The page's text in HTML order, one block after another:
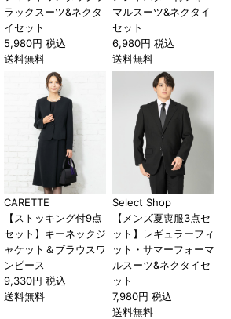
ラックスーツ&ネクタ
イセット
5,980円 税込
送料無料
マルスーツ&ネクタイ
セット
6,980円 税込
送料無料
CARETTE
【ストッキング付9点
セット】キーネックジ
ャケット＆ブラウスワ
ンピース
9,330円 税込
送料無料
Select Shop
【メンズ夏喪服3点セ
ット】レギュラーフィ
ット・サマーフォーマ
ルスーツ&ネクタイセ
ット
7,980円 税込
送料無料